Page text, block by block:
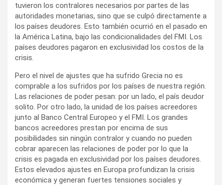
tuvieron los contralores necesarios por partes de las
autoridades monetarias, sino que se culpó directamente a
los países deudores. Esto también ocurrió en el pasado en
la América Latina, bajo las condicionalidades del FMI. Los
países deudores pagaron en exclusividad los costos de la
crisis.
Pero el nivel de ajustes que ha sufrido Grecia no es
comprable a los sufridos por los países de nuestra región.
Las relaciones de poder pesan: por un lado, el país deudor
solito. Por otro lado, la unidad de los países acreedores
junto al Banco Central Europeo y el FMI. Los grandes
bancos acreedores prestan por encima de sus
posibilidades sin ningún contralor y cuando no pueden
cobrar aparecen las relaciones de poder por lo que la
crisis es pagada en exclusividad por los países deudores.
Estos elevados ajustes en Europa profundizan la crisis
económica y generan fuertes tensiones sociales y